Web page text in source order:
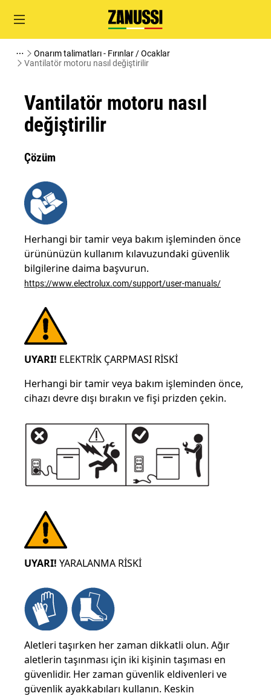
Onarım talimatları - Fırınlar / Ocaklar
Vantilatör motoru nasıl değiştirilir
Vantilatör motoru nasıl
değiştirilir
Çözüm
Herhangi bir tamir veya bakım işleminden önce
ürününüzün kullanım kılavuzundaki güvenlik
bilgilerine daima başvurun.
https://www.electrolux.com/support/user-manuals/
UYARI! ELEKTRİK ÇARPMASI RİSKİ
Herhangi bir tamir veya bakım işleminden önce,
cihazı devre dışı bırakın ve fişi prizden çekin.
UYARI! YARALANMA RİSKİ
Aletleri taşırken her zaman dikkatli olun. Ağır
aletlerin taşınması için iki kişinin taşıması en
güvenlidir. Her zaman güvenlik eldivenleri ve
güvenlik ayakkabıları kullanın. Keskin